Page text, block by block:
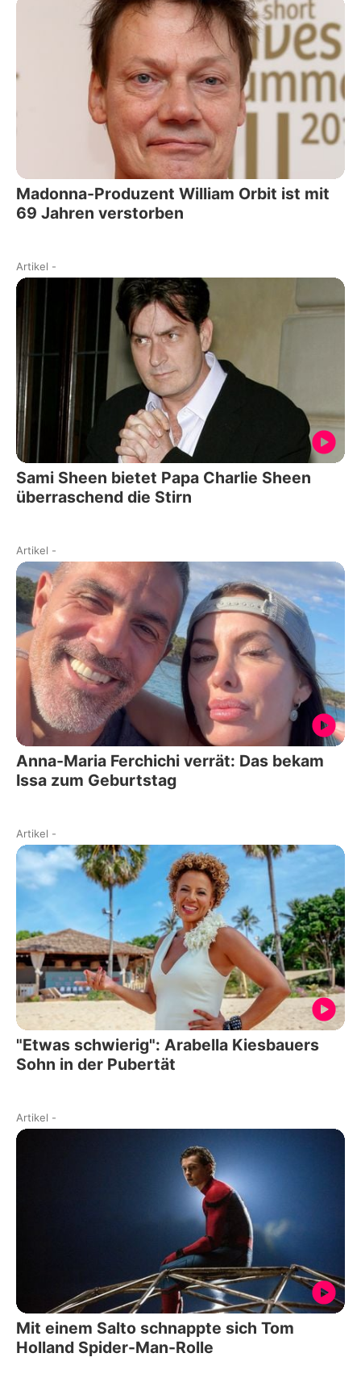
Madonna-Produzent William Orbit ist mit
69 Jahren verstorben
Artikel -
Sami Sheen bietet Papa Charlie Sheen
überraschend die Stirn
Artikel -
Anna-Maria Ferchichi verrät: Das bekam
Issa zum Geburtstag
Artikel -
"Etwas schwierig": Arabella Kiesbauers
Sohn in der Pubertät
Artikel -
Mit einem Salto schnappte sich Tom
Holland Spider-Man-Rolle